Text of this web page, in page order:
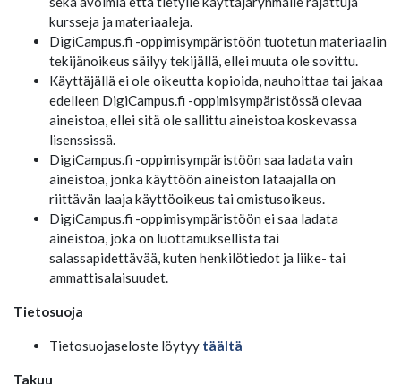
kursseja ja materiaaleja.
DigiCampus.fi -oppimisympäristöön tuotetun materiaalin
tekijänoikeus säilyy tekijällä, ellei muuta ole sovittu.
Käyttäjällä ei ole oikeutta kopioida, nauhoittaa tai jakaa
edelleen DigiCampus.fi -oppimisympäristössä olevaa
aineistoa, ellei sitä ole sallittu aineistoa koskevassa
lisenssissä.
DigiCampus.fi -oppimisympäristöön saa ladata vain
aineistoa, jonka käyttöön aineiston lataajalla on
riittävän laaja käyttöoikeus tai omistusoikeus.
DigiCampus.fi -oppimisympäristöön ei saa ladata
aineistoa, joka on luottamuksellista tai
salassapidettävää, kuten henkilötiedot ja liike- tai
ammattisalaisuudet.
Tietosuoja
Tietosuojaseloste löytyy täältä
Takuu